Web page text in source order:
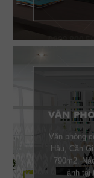
VĂN
Văn phòng
Hậu, Cần
790m2.
ảnh tại